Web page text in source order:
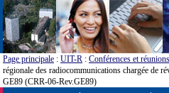
Page principale : UIT-R : Conférences et réunions
régionale des radiocommunications chargée de
GE89 (CRR-06-Rev.GE89)